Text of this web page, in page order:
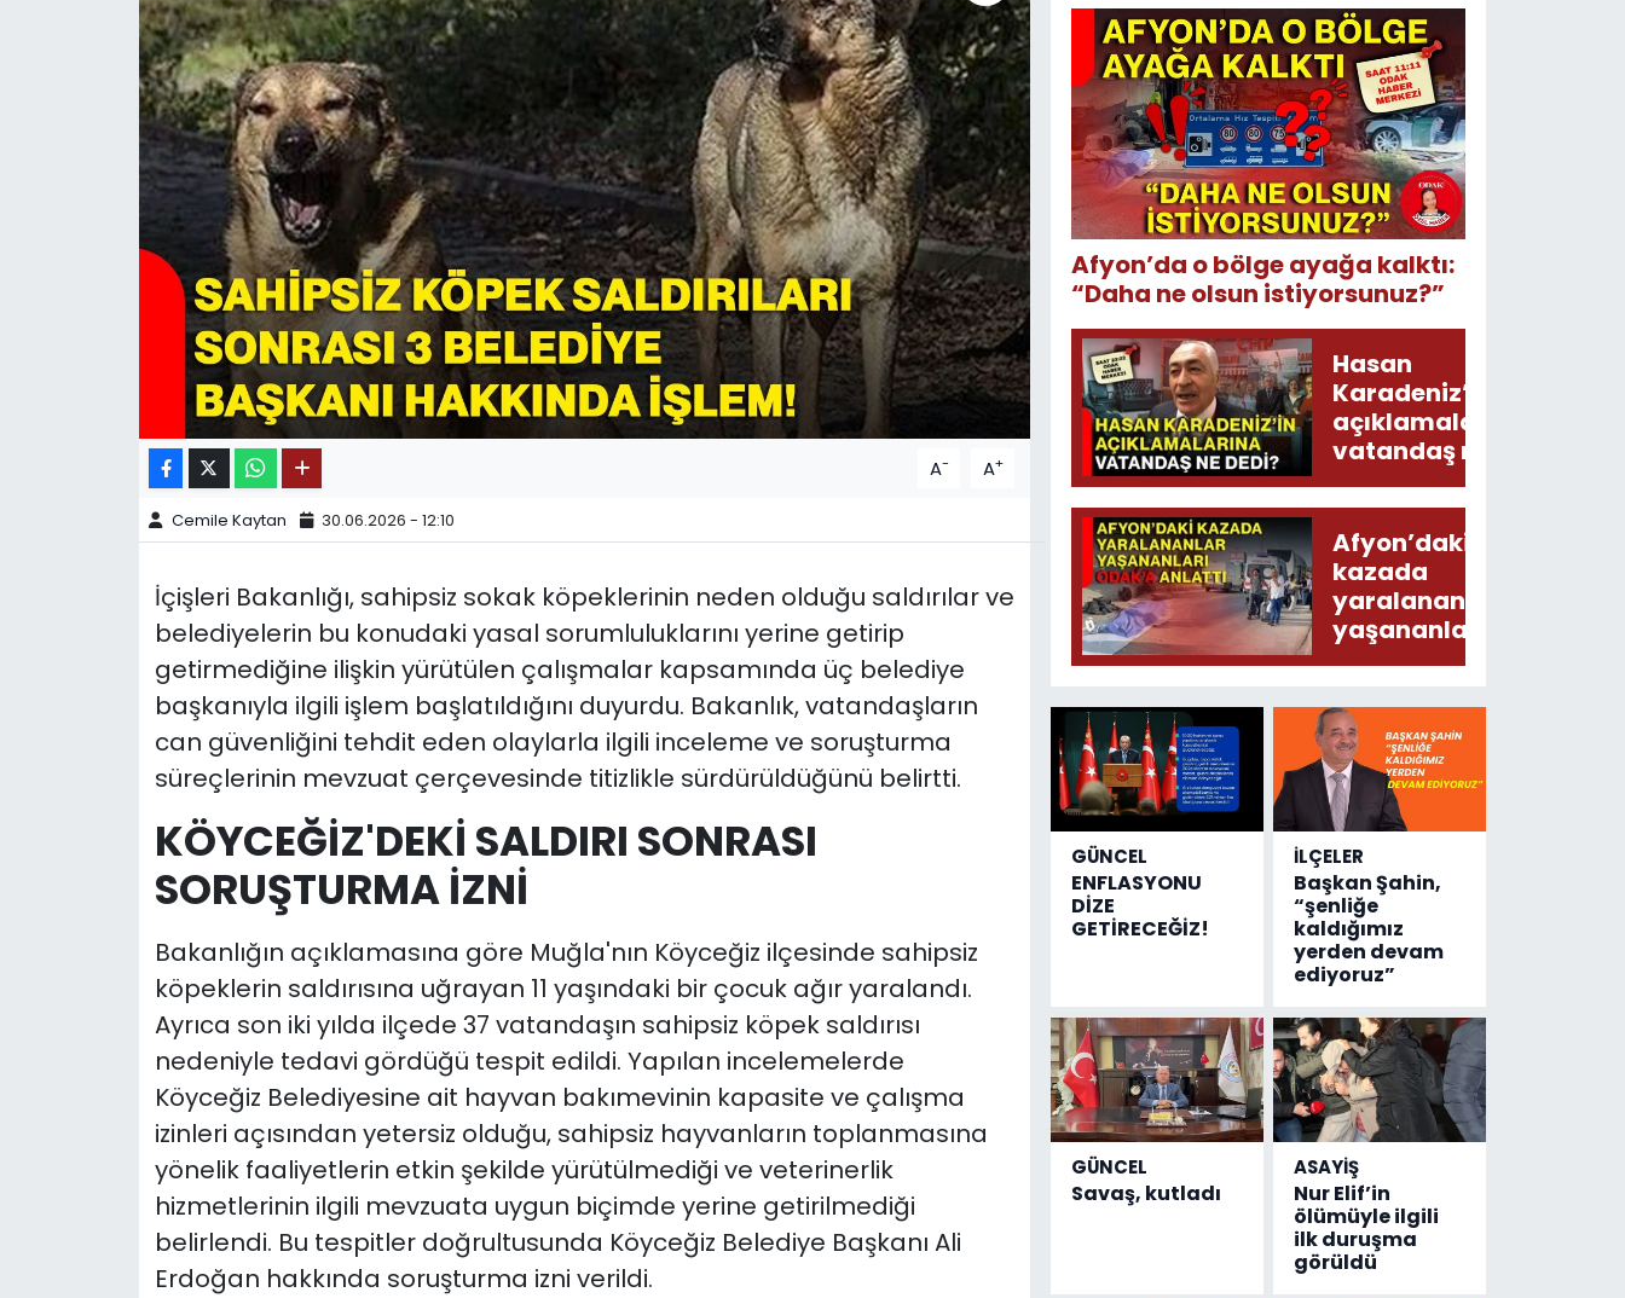
A- A+
Cemile Kaytan 30.06.2026 - 12:10
İçişleri Bakanlığı, sahipsiz sokak köpeklerinin neden olduğu saldırılar ve
belediyelerin bu konudaki yasal sorumluluklarını yerine getirip
getirmediğine ilişkin yürütülen çalışmalar kapsamında üç belediye
başkanıyla ilgili işlem başlatıldığını duyurdu. Bakanlık, vatandaşların
can güvenliğini tehdit eden olaylarla ilgili inceleme ve soruşturma
süreçlerinin mevzuat çerçevesinde titizlikle sürdürüldüğünü belirtti.
KÖYCEĞİZ'DEKİ SALDIRI SONRASI
SORUŞTURMA İZNİ
Bakanlığın açıklamasına göre Muğla'nın Köyceğiz ilçesinde sahipsiz
köpeklerin saldırısına uğrayan 11 yaşındaki bir çocuk ağır yaralandı.
Ayrıca son iki yılda ilçede 37 vatandaşın sahipsiz köpek saldırısı
nedeniyle tedavi gördüğü tespit edildi. Yapılan incelemelerde
Köyceğiz Belediyesine ait hayvan bakımevinin kapasite ve çalışma
izinleri açısından yetersiz olduğu, sahipsiz hayvanların toplanmasına
yönelik faaliyetlerin etkin şekilde yürütülmediği ve veterinerlik
hizmetlerinin ilgili mevzuata uygun biçimde yerine getirilmediği
belirlendi. Bu tespitler doğrultusunda Köyceğiz Belediye Başkanı Ali
Erdoğan hakkında soruşturma izni verildi.
Afyon’da o bölge ayağa kalktı:
“Daha ne olsun istiyorsunuz?”
Hasan
Karadeniz’in
açıklamalarına
vatandaş ne
dedi?
Afyon’daki
kazada
yaralananlar
yaşananları
ODAK’a
GÜNCEL
ENFLASYONU
DİZE
GETİRECEĞİZ!
İLÇELER
Başkan Şahin,
“şenliğe
kaldığımız
yerden devam
ediyoruz”
GÜNCEL
Savaş, kutladı
ASAYİŞ
Nur Elif’in
ölümüyle ilgili
ilk duruşma
görüldü
11:11 MANŞET